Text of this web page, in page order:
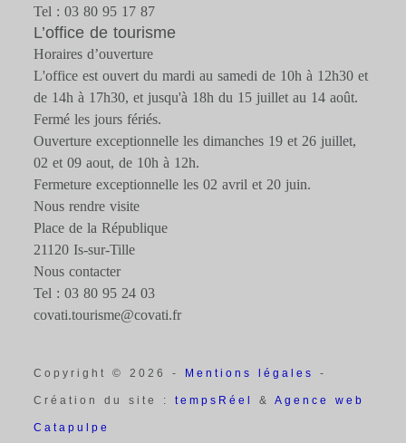
Tel : 03 80 95 17 87
L’office de tourisme
Horaires d’ouverture
L'office est ouvert du mardi au samedi de 10h à 12h30 et
de 14h à 17h30, et jusqu'à 18h du 15 juillet au 14 août.
Fermé les jours fériés.
Ouverture exceptionnelle les dimanches 19 et 26 juillet,
02 et 09 aout, de 10h à 12h.
Fermeture exceptionnelle les 02 avril et 20 juin.
Nous rendre visite
Place de la République
21120 Is-sur-Tille
Nous contacter
Tel : 03 80 95 24 03
covati.tourisme@covati.fr
Copyright © 2026 - Mentions légales -
Création du site :tempsRéel&Agence web
Catapulpe